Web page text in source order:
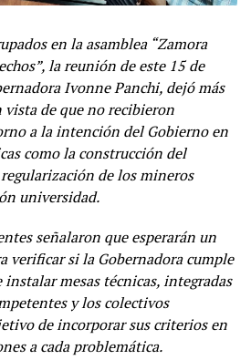
en la asamblea “Zamora
la reunión de este 15 de
Ivonne Panchi, dejó más
vista de que no recibieron
a la intención del Gobierno en
como la construcción del
de los mineros
universidad.
señalaron que esperarán un
verificar si la Gobernadora cumple
mesas técnicas, integradas
y los colectivos
de incorporar sus criterios en
a cada problemática.